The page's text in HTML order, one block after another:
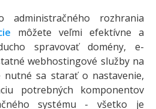
administračného rozhrania
môžete veľmi efektívne a
spravovať domény, e-
webhostingové služby na
nutné sa starať o nastavenie,
potrebných komponentov
systému - všetko je